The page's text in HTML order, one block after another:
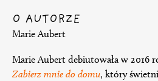
O AUTORZE
Marie Aubert
Marie Aubert debiutowała w 2016
Zabierz mnie do domu, który